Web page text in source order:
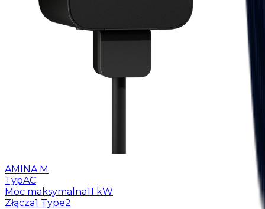
AMINA M
TypAC
Moc maksymalna11 kW
Złącza1 Type2